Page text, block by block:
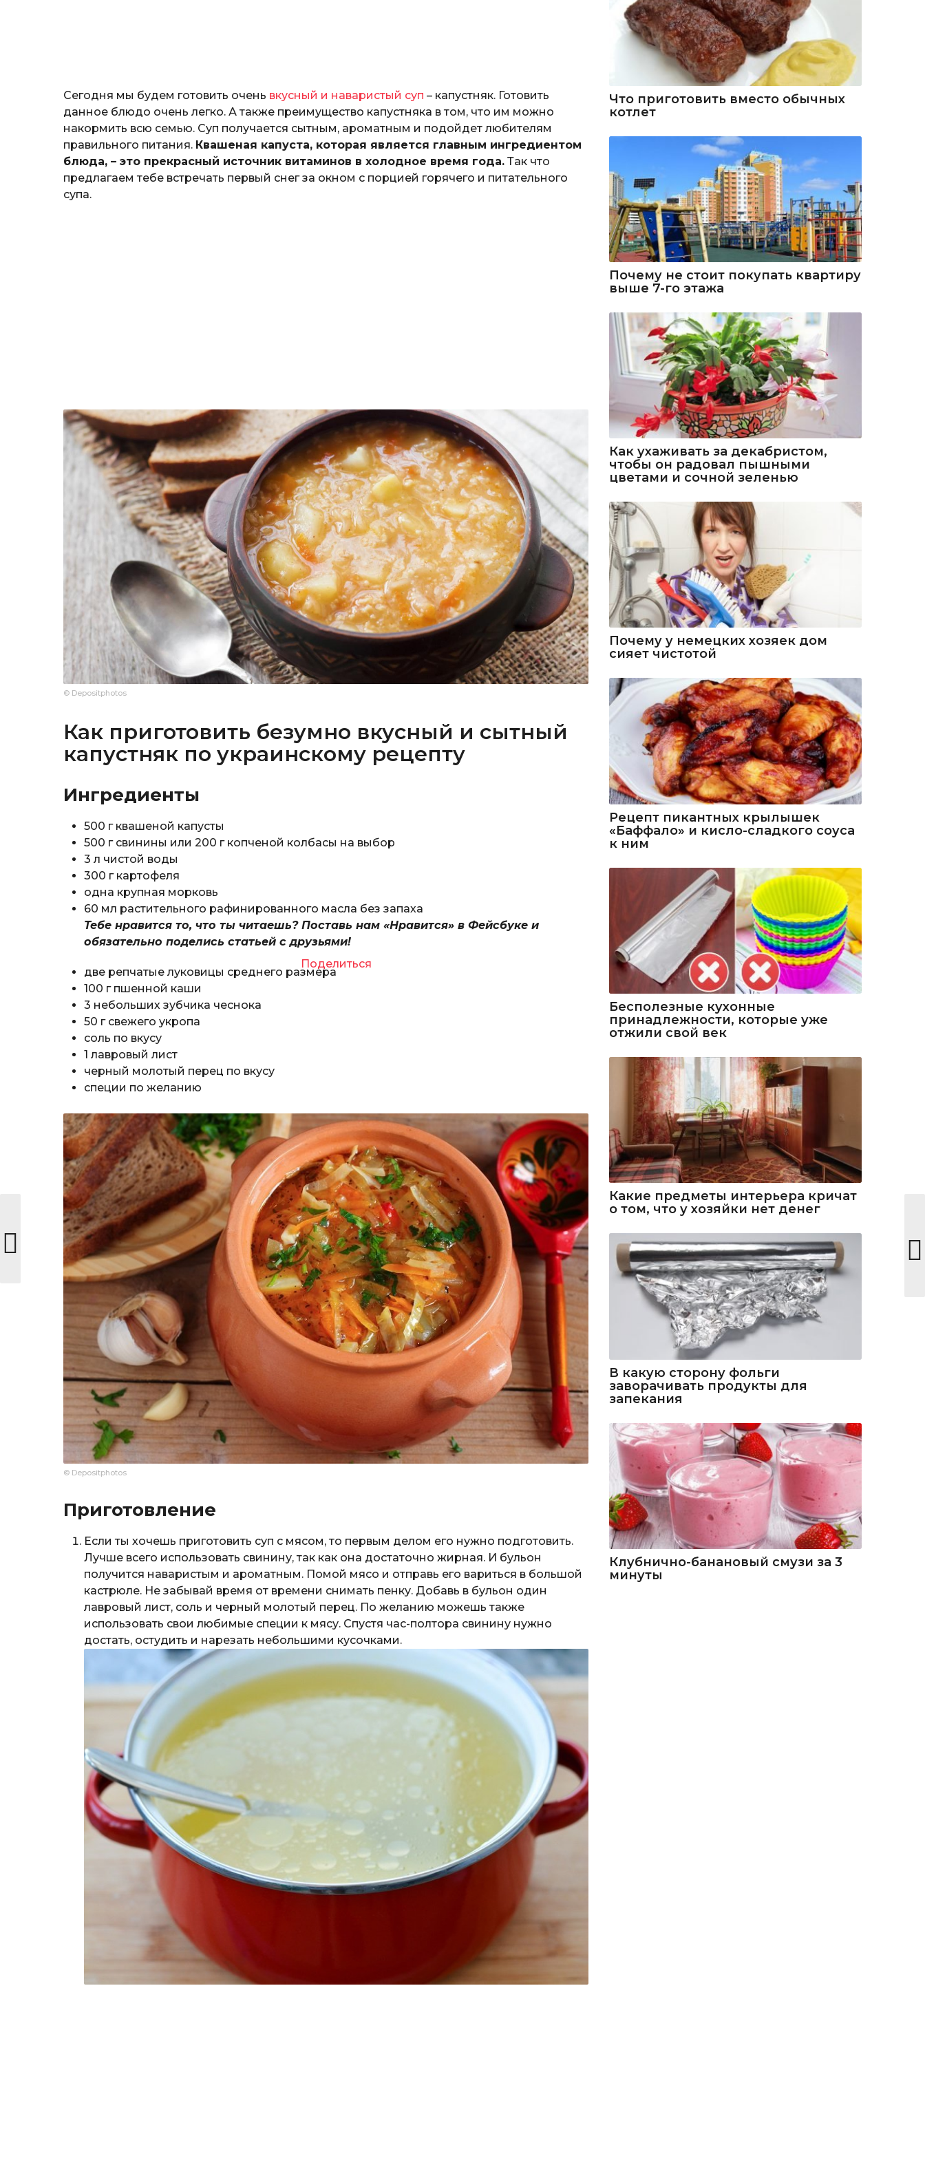
т
ю
к
Сегодня мы будем готовить очень вкусный и наваристый суп – капустняк. Готовить
данное блюдо очень легко. А также преимущество капустняка в том, что им можно
накормить всю семью. Суп получается сытным, ароматным и подойдет любителям
правильного питания. Квашеная капуста, которая является главным ингредиентом
блюда, – это прекрасный источник витаминов в холодное время года. Так что
предлагаем тебе встречать первый снег за окном с порцией горячего и питательного
супа.
© Depositphotos
Как приготовить безумно вкусный и сытный
капустняк по украинскому рецепту
Ингредиенты
500 г квашеной капусты
500 г свинины или 200 г копченой колбасы на выбор
3 л чистой воды
300 г картофеля
одна крупная морковь
60 мл растительного рафинированного масла без запаха
Тебе нравится то, что ты читаешь? Поставь нам «Нравится» в Фейсбуке и
обязательно поделись статьей с друзьями!
Поделиться
две репчатые луковицы среднего размера
100 г пшенной каши
3 небольших зубчика чеснока
50 г свежего укропа
соль по вкусу
1 лавровый лист
черный молотый перец по вкусу
специи по желанию
© Depositphotos
Приготовление
Если ты хочешь приготовить суп с мясом, то первым делом его нужно подготовить.
Лучше всего использовать свинину, так как она достаточно жирная. И бульон
получится наваристым и ароматным. Помой мясо и отправь его вариться в большой
кастрюле. Не забывай время от времени снимать пенку. Добавь в бульон один
лавровый лист, соль и черный молотый перец. По желанию можешь также
использовать свои любимые специи к мясу. Спустя час-полтора свинину нужно
достать, остудить и нарезать небольшими кусочками.
Что приготовить вместо обычных
котлет
Почему не стоит покупать квартиру
выше 7-го этажа
Как ухаживать за декабристом,
чтобы он радовал пышными
цветами и сочной зеленью
Почему у немецких хозяек дом
сияет чистотой
Рецепт пикантных крылышек
«Баффало» и кисло-сладкого соуса
к ним
Бесполезные кухонные
принадлежности, которые уже
отжили свой век
Какие предметы интерьера кричат
о том, что у хозяйки нет денег
В какую сторону фольги
заворачивать продукты для
запекания
Клубнично-банановый смузи за 3
минуты